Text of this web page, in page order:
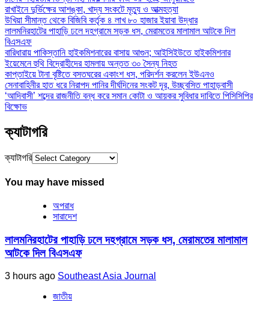
রাখাইনে দুর্ভিক্ষের আশঙ্কা, খাদ্য সংকটে মৃত্যু ও আত্মহত্যা
উখিয়া সীমান্ত থেকে বিজিবি কর্তৃক ৪ লাখ ৮০ হাজার ইয়াবা উদ্ধার
লালমনিরহাটের পাহাড়ি ঢলে দহগ্রামে সড়ক ধস, মেরামতের মালামাল আটকে দিল
বিএসএফ
বারিধারায় পাকিস্তানি হাইকমিশনারের বাসায় আগুন; আইসিইউতে হাইকমিশনার
ইয়েমেনে হুথি বিদ্রোহীদের হামলায় অন্তত ৩০ সৈন্য নিহত
কাপ্তাইয়ে টানা বৃষ্টিতে বসতঘরের একাংশ ধস, পরিদর্শন করলেন ইউএনও
সেনাবাহিনীর হাত ধরে নিরাপদ পানির দীর্ঘদিনের সংকট দূর, উচ্ছ্বসিত পাহাড়বাসী
‘আদিবাসী’ শব্দের রাজনীতি বন্ধ করে সমান কোটা ও আয়কর সুবিধার দাবিতে পিসিসিপির
বিক্ষোভ
ক্যাটাগরি
ক্যাটাগরি
You may have missed
অপরাধ
সারাদেশ
লালমনিরহাটের পাহাড়ি ঢলে দহগ্রামে সড়ক ধস, মেরামতের মালামাল
আটকে দিল বিএসএফ
3 hours ago Southeast Asia Journal
জাতীয়